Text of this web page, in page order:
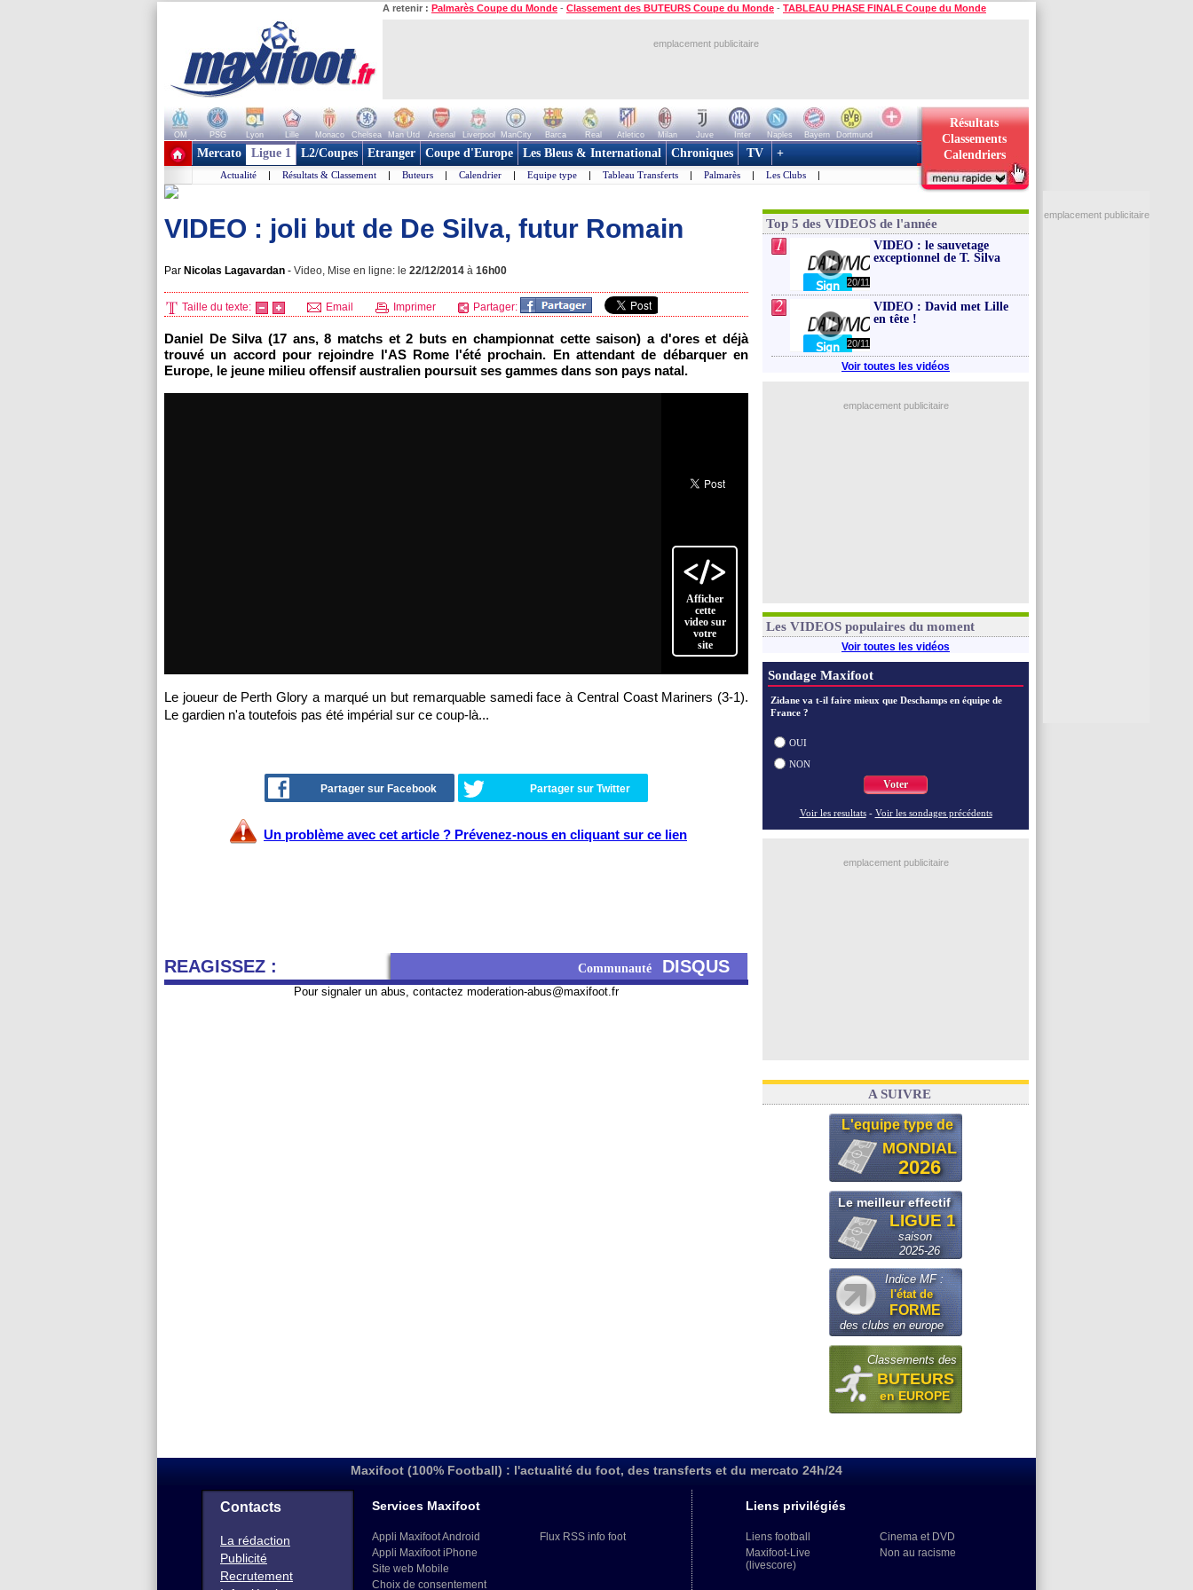
A retenir : Palmarès Coupe du Monde - Classement des BUTEURS Coupe du Monde - TABLEAU PHASE FINALE Coupe du Monde
emplacement publicitaire
OM PSG Lyon Lille Monaco Chelsea Man Utd Arsenal Liverpool ManCity Barca Real Atletico Milan Juve Inter Naples Bayern
Dortmund
+ de clubs
Résultats
Classements
Calendriers
Mercato Ligue 1 L2/Coupes Etranger Coupe d'Europe Les Bleus & International Chroniques TV +
Actualité | Résultats & Classement | Buteurs | Calendrier | Equipe type | Tableau Transferts | Palmarès | Les Clubs |
VIDEO : joli but de De Silva, futur Romain
Par Nicolas Lagavardan - Video, Mise en ligne: le 22/12/2014 à 16h00
Taille du texte: Email Imprimer Partager:
Daniel De Silva (17 ans, 8 matchs et 2 buts en championnat cette saison) a d'ores et déjà
trouvé un accord pour rejoindre l'AS Rome l'été prochain. En attendant de débarquer en
Europe, le jeune milieu offensif australien poursuit ses gammes dans son pays natal.
Afficher
cette
video sur
votre
site
Le joueur de Perth Glory a marqué un but remarquable samedi face à Central Coast Mariners (3-1).
Le gardien n'a toutefois pas été impérial sur ce coup-là...
Partager sur Facebook Partager sur Twitter
Un problème avec cet article ? Prévenez-nous en cliquant sur ce lien
REAGISSEZ : Communauté DISQUS
Pour signaler un abus, contactez moderation-abus@maxifoot.fr
Top 5 des VIDEOS de l'année
1
20/11
VIDEO : le sauvetage
exceptionnel de T. Silva
2
20/11
VIDEO : David met Lille
en tête !
Voir toutes les vidéos
emplacement publicitaire
Les VIDEOS populaires du moment
Voir toutes les vidéos
Sondage Maxifoot
Zidane va t-il faire mieux que Deschamps en équipe de
France ?
OUI
NON
Voter
Voir les resultats - Voir les sondages précédents
emplacement publicitaire
A SUIVRE
L'equipe type de
MONDIAL
2026
Le meilleur effectif
LIGUE 1
saison
2025-26
Indice MF :
l'état de
FORME
des clubs en europe
Classements des
BUTEURS
en EUROPE
emplacement publicitaire
Maxifoot (100% Football) : l'actualité du foot, des transferts et du mercato 24h/24
Contacts
La rédaction
Publicité
Recrutement
Services Maxifoot
Appli Maxifoot Android
Appli Maxifoot iPhone
Site web Mobile
Choix de consentement
Flux RSS info foot
Liens privilégiés
Liens football
Maxifoot-Live
(livescore)
Cinema et DVD
Non au racisme